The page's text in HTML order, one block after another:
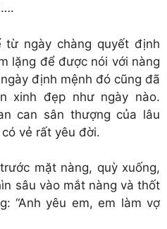
ngày chàng quyết định
lặng để được nói với nàng
định mệnh đó cũng đã
xinh đẹp như ngày nào.
can sân thượng của lâu
vẻ rất yêu đời.
mặt nàng, quỳ xuống,
sâu vào mắt nàng và thốt
“Anh yêu em, em làm vợ